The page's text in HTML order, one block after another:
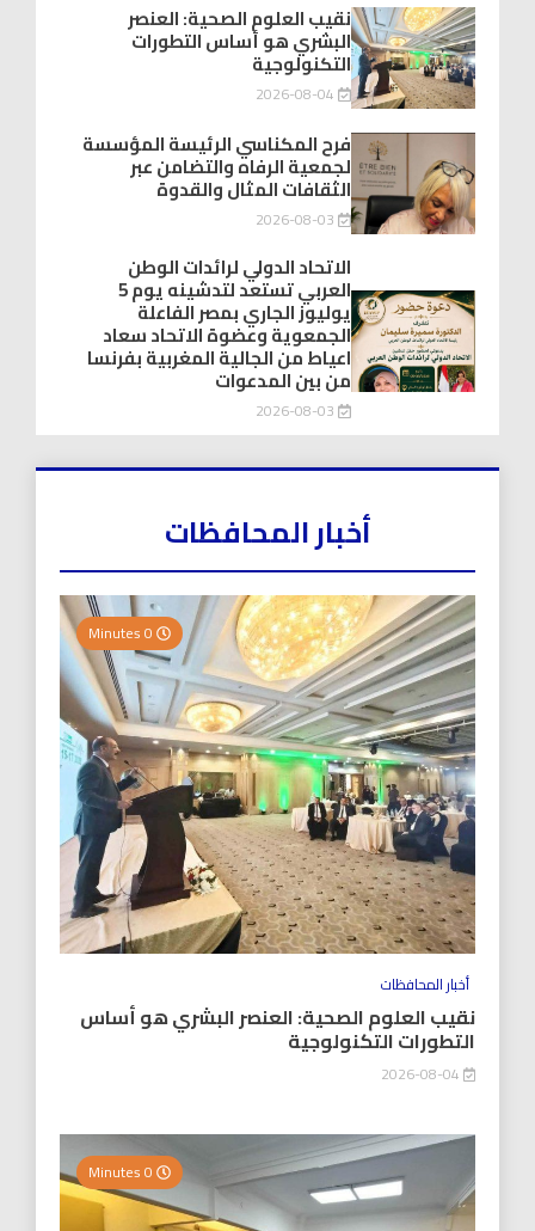
نقيب العلوم الصحية: العنصر
البشري هو أساس التطورات
التكنولوجية
2026-08-04
فرح المكناسي الرئيسة المؤسسة
لجمعية الرفاه والتضامن عبر
الثقافات المثال والقدوة
2026-08-03
الاتحاد الدولي لرائدات الوطن
العربي تستعد لتدشينه يوم 5
يوليوز الجاري بمصر الفاعلة
الجمعوية وعضوة الاتحاد سعاد
اعياط من الجالية المغربية بفرنسا
من بين المدعوات
2026-08-03
أخبار المحافظات
أخبار المحافظات
نقيب العلوم الصحية: العنصر البشري هو أساس
التطورات التكنولوجية